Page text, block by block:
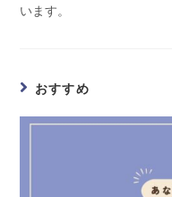
います。
おすすめ